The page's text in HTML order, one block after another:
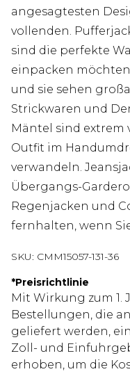
angesagtesten
vollenden.
sind die perfekte
einpacken
und sie sehen
Strickwaren und
Mäntel sind extrem
Outfit im
verwandeln.
Übergangs-
Regenjacken und
fernhalten, wenn
SKU: CMM15057-131-36
*Preisrichtlinie
Mit Wirkung zum 1.
Bestellungen, die
geliefert werden,
Zoll- und
erhoben, um die